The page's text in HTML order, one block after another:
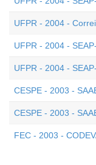
UFPR - 2004 -
UFPR - 2004 -
UFPR - 2004 -
CESPE - 2003 -
CESPE - 2003 -
FEC - 2003 -